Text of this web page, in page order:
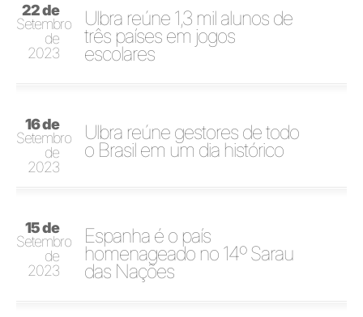
22 de
Setembro
de
2023
Ulbra reúne 1,3 mil alunos de
três países em jogos
escolares
16 de
Setembro
de
2023
Ulbra reúne gestores de todo
o Brasil em um dia histórico
15 de
Setembro
de
2023
Espanha é o país
homenageado no 14º Sarau
das Nações